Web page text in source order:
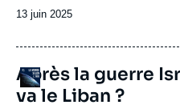
Date
publication
13 juin 2025
Logo
URL
de
Spotify
Après la guerre
va le Liban ?